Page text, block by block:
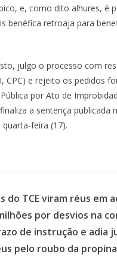
e, como dito alhures, é
benéfica retroaja para
julgo o processo com
CPC) e rejeito os pedidos
por Ato de
a sentença publicada
quarta-feira (17).
do TCE viram réus em
por desvios na
de instrução e adia
pelo roubo da